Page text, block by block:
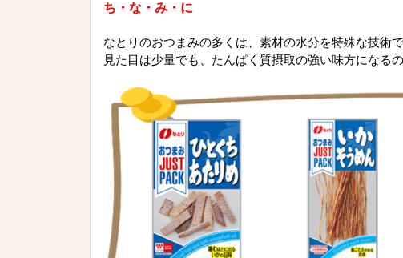
ち・な・み・に
なとりのおつまみの多くは、素材の水分を特殊な技術
見た目は少量でも、たんぱく質摂取の強い味方になるの